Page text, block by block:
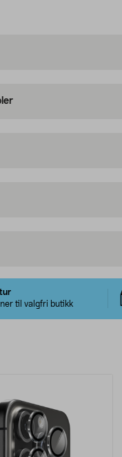
til valgfri butikk